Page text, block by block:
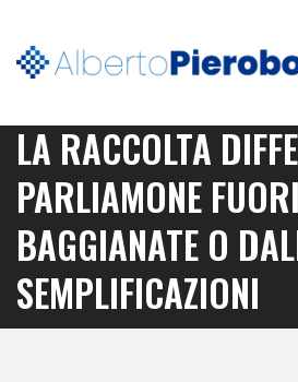
LA RACCOLTA
PARLIAMONE
BAGGIANATE O
SEMPLIFICAZIONI